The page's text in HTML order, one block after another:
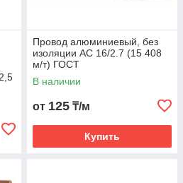
Провод алюминиевый, без
изоляции АС 16/2.7 (15 408
м/т) ГОСТ
В наличии
от 125 ₸/м
Купить